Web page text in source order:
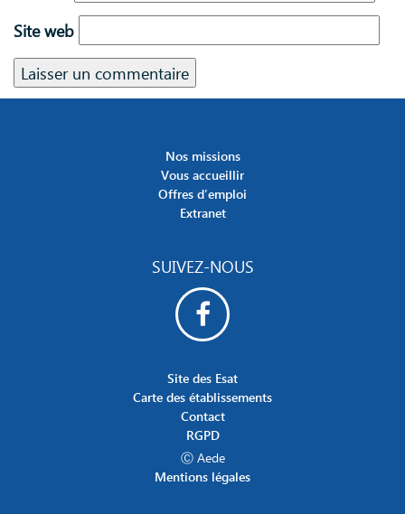
Site web
Nos missions
Vous accueillir
Offres d’emploi
Extranet
SUIVEZ-NOUS
Site des Esat
Carte des établissements
Contact
RGPD
Ⓒ Aede
Mentions légales